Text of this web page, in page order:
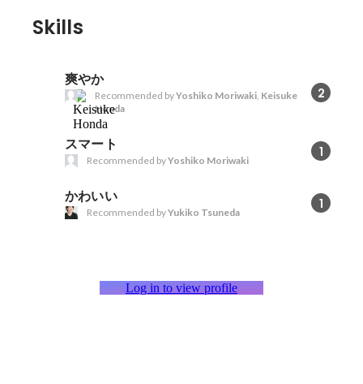
Skills
爽やか
2
Recommended byYoshiko Moriwaki, Keisuke
Honda
スマート 1
Recommended byYoshiko Moriwaki
かわいい 1
Recommended byYukiko Tsuneda
Log in to view profile